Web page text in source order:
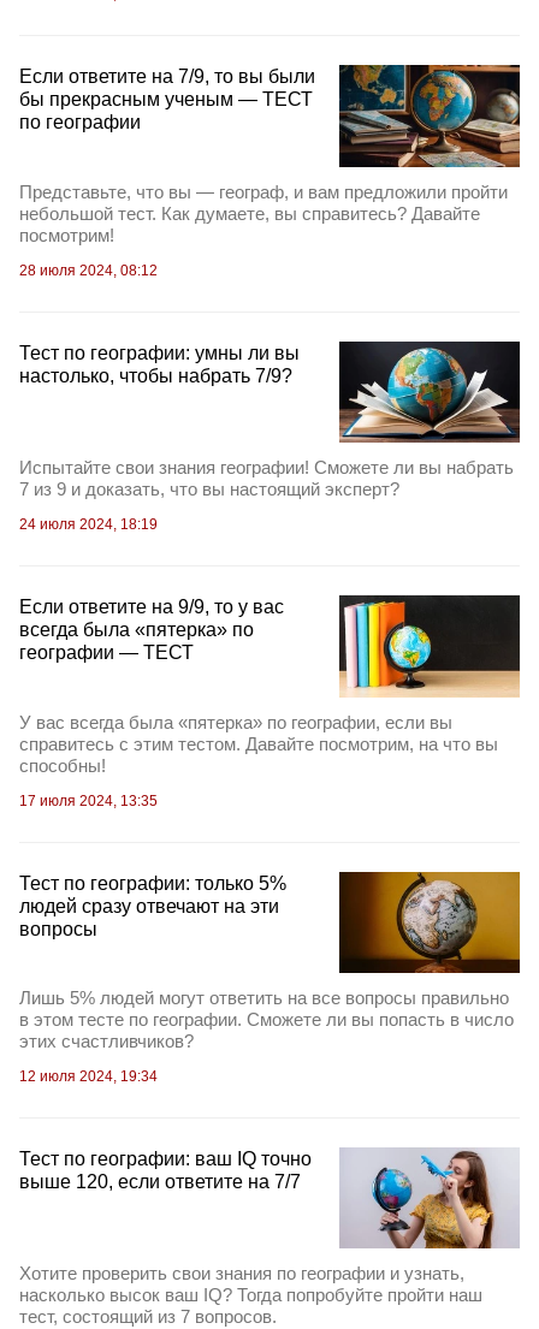
Если ответите на 7/9, то вы были
бы прекрасным ученым — ТЕСТ
по географии
Представьте, что вы — географ, и вам предложили пройти
небольшой тест. Как думаете, вы справитесь? Давайте
посмотрим!
28 июля 2024, 08:12
Тест по географии: умны ли вы
настолько, чтобы набрать 7/9?
Испытайте свои знания географии! Сможете ли вы набрать
7 из 9 и доказать, что вы настоящий эксперт?
24 июля 2024, 18:19
Если ответите на 9/9, то у вас
всегда была «пятерка» по
географии — ТЕСТ
У вас всегда была «пятерка» по географии, если вы
справитесь с этим тестом. Давайте посмотрим, на что вы
способны!
17 июля 2024, 13:35
Тест по географии: только 5%
людей сразу отвечают на эти
вопросы
Лишь 5% людей могут ответить на все вопросы правильно
в этом тесте по географии. Сможете ли вы попасть в число
этих счастливчиков?
12 июля 2024, 19:34
Тест по географии: ваш IQ точно
выше 120, если ответите на 7/7
Хотите проверить свои знания по географии и узнать,
насколько высок ваш IQ? Тогда попробуйте пройти наш
тест, состоящий из 7 вопросов.